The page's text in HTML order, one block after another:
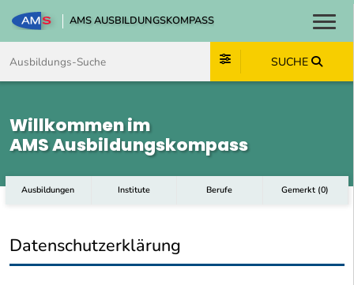
AMS AUSBILDUNGSKOMPASS
SUCHE
Willkommen im
AMS Ausbildungskompass
Ausbildungen Institute Berufe Gemerkt (0)
Datenschutzerklärung